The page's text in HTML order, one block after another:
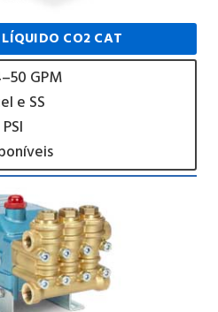
CO2 CAT
GPM
e SS